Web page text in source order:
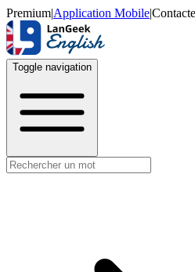
Premium|Application Mobile|
Toggle navigation